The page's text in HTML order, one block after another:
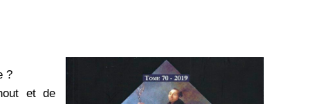
?
et de